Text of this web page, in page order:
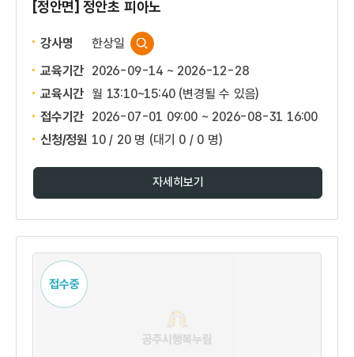
[정안면] 정안초 피아노
강사명
한상일
교육기간 2026-09-14 ~ 2026-12-28
교육시간 월 13:10~15:40 (변경될 수 있음)
접수기간 2026-07-01 09:00 ~ 2026-08-31 16:00
신청/정원 10 / 20 명 (대기 0 / 0 명)
자세히보기
접수중